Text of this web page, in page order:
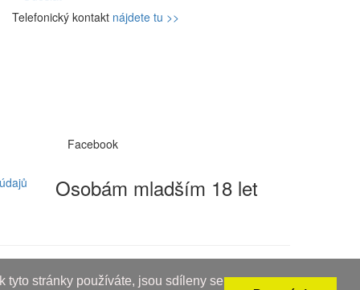
tyto stránky používáte, jsou sdíleny se
Telefonický kontakt nájdete tu >>
Facebook
Osobám mladším 18 let